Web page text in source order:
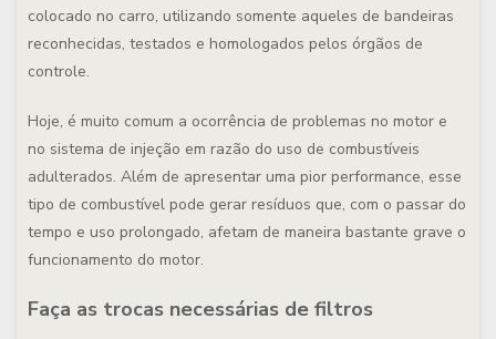
colocado no carro, utilizando somente aqueles de bandeiras
reconhecidas, testados e homologados pelos órgãos de
controle.
Hoje, é muito comum a ocorrência de problemas no motor e
no sistema de injeção em razão do uso de combustíveis
adulterados. Além de apresentar uma pior performance, esse
tipo de combustível pode gerar resíduos que, com o passar do
tempo e uso prolongado, afetam de maneira bastante grave o
funcionamento do motor.
Faça as trocas necessárias de filtros